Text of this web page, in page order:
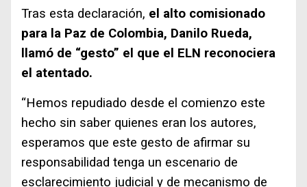
Tras esta declaración, el alto comisionado
para la Paz de Colombia, Danilo Rueda,
llamó de “gesto” el que el ELN reconociera
el atentado.
“Hemos repudiado desde el comienzo este
hecho sin saber quienes eran los autores,
esperamos que este gesto de afirmar su
responsabilidad tenga un escenario de
esclarecimiento judicial y de mecanismo de